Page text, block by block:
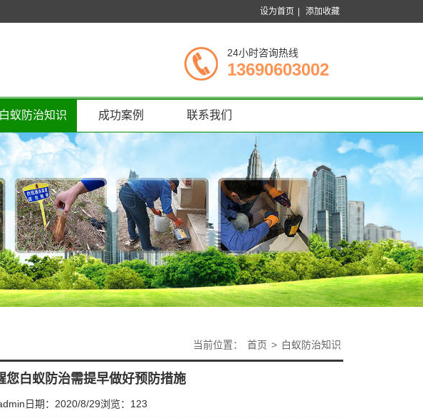
设为首页 添加收藏
24小时咨询热线
13690603002
白蚁防治知识 成功案例 联系我们
当前位置： 首页 > 白蚁防治知识
您白蚁防治需提早做好预防措施
日期：2020/8/29浏览： 123